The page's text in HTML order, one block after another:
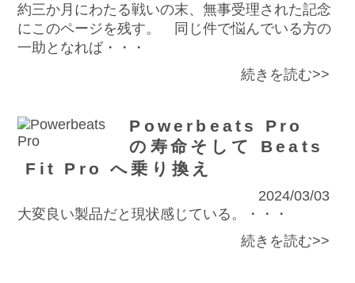
約三か月にわたる戦いの末、無事受理された記念
にこのページを残す。 同じ件で悩んでいる方の
一助となれば・・・
続きを読む>>
Powerbeats Pro
の寿命そして Beats
Fit Pro へ乗り換え
2024/03/03
大変良い製品だと現状感じている。・・・
続きを読む>>